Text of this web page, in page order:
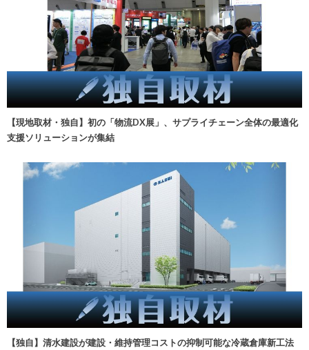
【現地取材・独自】初の「物流DX展」、サプライチェーン全体の最適化
支援ソリューションが集結
【独自】清水建設が建設・維持管理コストの抑制可能な冷蔵倉庫新工法